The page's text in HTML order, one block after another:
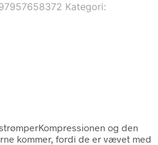
Kategori:
og den
kommer, fordi de er vævet med